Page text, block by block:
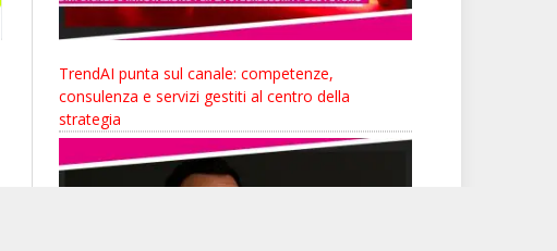
TrendAI punta sul canale: competenze,
consulenza e servizi gestiti al centro della
strategia